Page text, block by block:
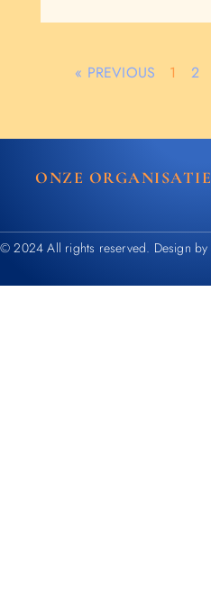
« PREVIOUS 1 2
ONZE ORGANISATIE
© 2024 All rights reserved. Design by